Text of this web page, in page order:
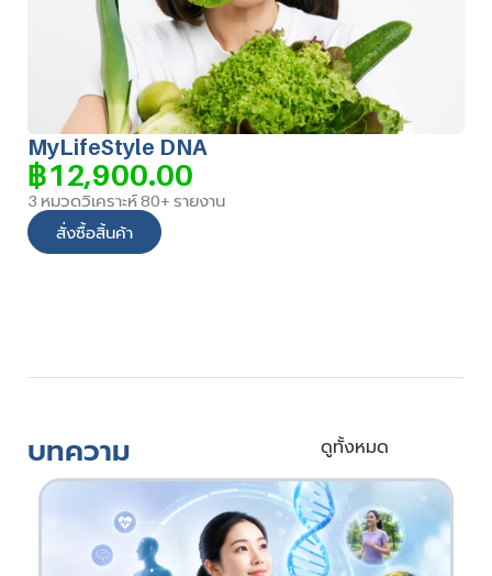
MyLifeStyle DNA
฿12,900.00
3 หมวดวิเคราะห์ 80+ รายงาน
สั่งซื้อสิ้นค้า
บทความ ดูทั้งหมด